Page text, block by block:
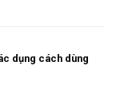
dụng cách dùng